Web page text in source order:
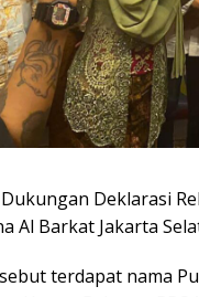
Deklarasi
Al Barkat Jakarta
terdapat nama